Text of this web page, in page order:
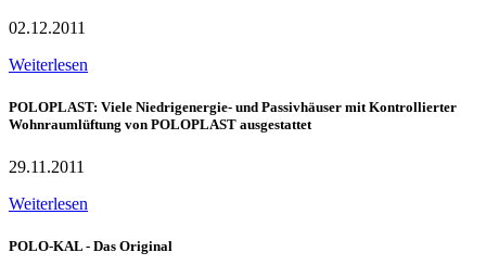
02.12.2011
Weiterlesen
POLOPLAST: Viele Niedrigenergie- und Passivhäuser mit Kontrollierter
Wohnraumlüftung von POLOPLAST ausgestattet
29.11.2011
Weiterlesen
POLO-KAL - Das Original